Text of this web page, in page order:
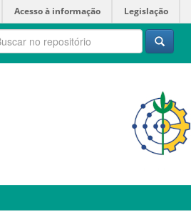
Acesso à informação Legislação